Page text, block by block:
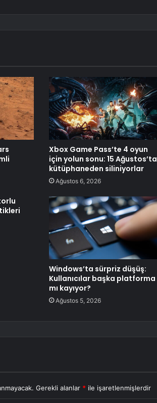
Xbox Game Pass’te 4 oyun
için yolun sonu: 15 Ağustos’ta
kütüphaneden siliniyorlar
Ağustos 6, 2026
Windows’ta sürpriz düşüş:
Kullanıcılar başka platforma
mı kayıyor?
Ağustos 5, 2026
Gerekli alanlar * ile işaretlenmişlerdir